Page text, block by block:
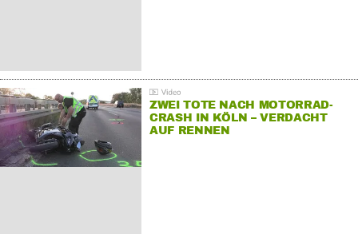
ZWEI TOTE NACH MOTORRAD-
CRASH IN KÖLN – VERDACHT
AUF RENNEN